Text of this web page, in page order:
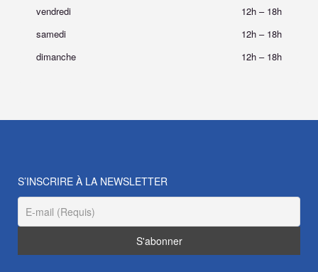
vendredi
12h – 18h
samedi
12h – 18h
dimanche
12h – 18h
S’INSCRIRE À LA NEWSLETTER